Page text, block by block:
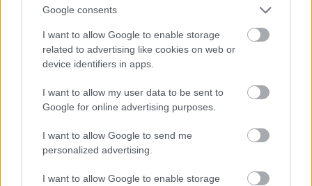
Google consents
I want to allow Google to enable storage
related to advertising like cookies on web or
device identifiers in apps.
I want to allow my user data to be sent to
Google for online advertising purposes.
I want to allow Google to send me
personalized advertising.
I want to allow Google to enable storage
Ez lesz a menő a következő nyári szezonban a
londoni divathét szerint
Fotó: Victor VIRGILE / Europress / Getty